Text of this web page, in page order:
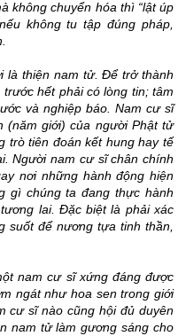
không chuyển hóa thì “lật úp
không tu tập đúng pháp,
là thiện nam tử. Để trở thành
hết phải có lòng tin; tâm
và nghiệp báo. Nam cư sĩ
(năm giới) của người Phật tử
trò tiên đoán kết hung hay tế
Người nam cư sĩ chân chính
nơi những hành động hiện
gì chúng ta đang thực hành
lai. Đặc biệt là phải xác
suốt để nương tựa tinh thần,
nam cư sĩ xứng đáng được
ngát như hoa sen trong giới
cư sĩ nào cũng hội đủ duyên
nam tử làm gương sáng cho